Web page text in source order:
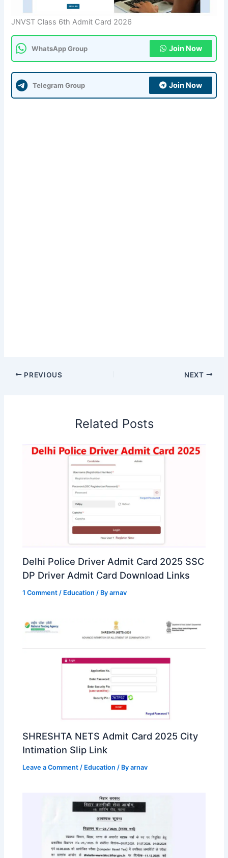
JNVST Class 6th Admit Card 2026
WhatsApp Group Join Now
Telegram Group Join Now
PREVIOUS NEXT
Related Posts
Delhi Police Driver Admit Card 2025 SSC
DP Driver Admit Card Download Links
1 Comment / Education / Byarnav
SHRESHTA NETS Admit Card 2025 City
Intimation Slip Link
Leave a Comment / Education / Byarnav